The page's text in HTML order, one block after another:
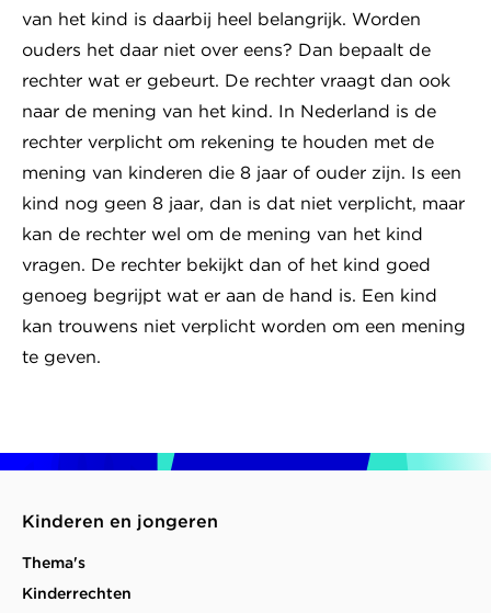
van het kind is daarbij heel belangrijk. Worden
ouders het daar niet over eens? Dan bepaalt de
rechter wat er gebeurt. De rechter vraagt dan ook
naar de mening van het kind. In Nederland is de
rechter verplicht om rekening te houden met de
mening van kinderen die 8 jaar of ouder zijn. Is een
kind nog geen 8 jaar, dan is dat niet verplicht, maar
kan de rechter wel om de mening van het kind
vragen. De rechter bekijkt dan of het kind goed
genoeg begrijpt wat er aan de hand is. Een kind
kan trouwens niet verplicht worden om een mening
te geven.
Kinderen en jongeren
Thema's
Kinderrechten